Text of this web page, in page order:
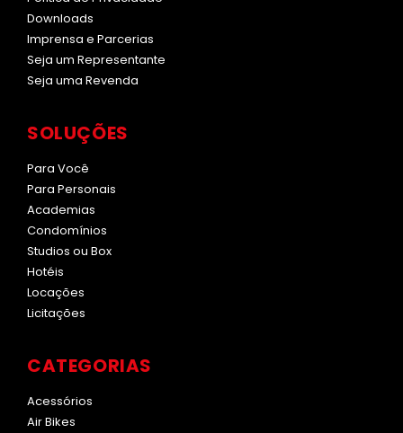
Downloads
Imprensa e Parcerias
Seja um Representante
Seja uma Revenda
SOLUÇÕES
Para Você
Para Personais
Academias
Condomínios
Studios ou Box
Hotéis
Locações
Licitações
CATEGORIAS
Acessórios
Air Bikes